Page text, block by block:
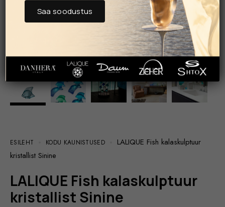
ESILEHT KODU KAUNISTUSED
LALIQUE Fish kalaskulptuur
kristallist Sinine
LALIQUE Fish kalaskulptuur
kristallist Sinine